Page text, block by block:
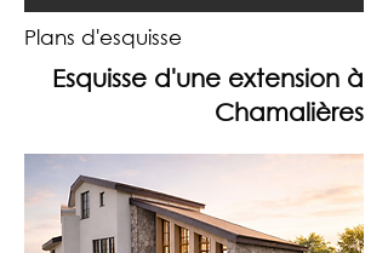
Plans d'esquisse
Esquisse d'une extension à
Chamalières